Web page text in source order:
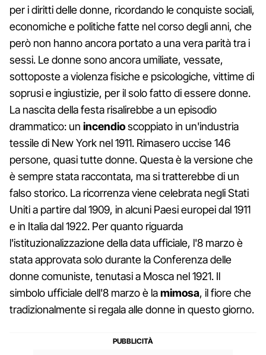
per i diritti delle donne, ricordando le conquiste sociali,
economiche e politiche fatte nel corso degli anni, che
però non hanno ancora portato a una vera parità tra i
sessi. Le donne sono ancora umiliate, vessate,
sottoposte a violenza fisiche e psicologiche, vittime di
soprusi e ingiustizie, per il solo fatto di essere donne.
La nascita della festa risalirebbe a un episodio
drammatico: un incendioscoppiato in un'industria
tessile di New York nel 1911. Rimasero uccise 146
persone, quasi tutte donne. Questa è la versione che
è sempre stata raccontata, ma si tratterebbe di un
falso storico. La ricorrenza viene celebrata negli Stati
Uniti a partire dal 1909, in alcuni Paesi europei dal 1911
e in Italia dal 1922. Per quanto riguarda
l'istituzionalizzazione della data ufficiale, l'8 marzo è
stata approvata solo durante la Conferenza delle
donne comuniste, tenutasi a Mosca nel 1921. Il
simbolo ufficiale dell'8 marzo è lamimosa, il fiore che
tradizionalmente si regala alle donne in questo giorno.